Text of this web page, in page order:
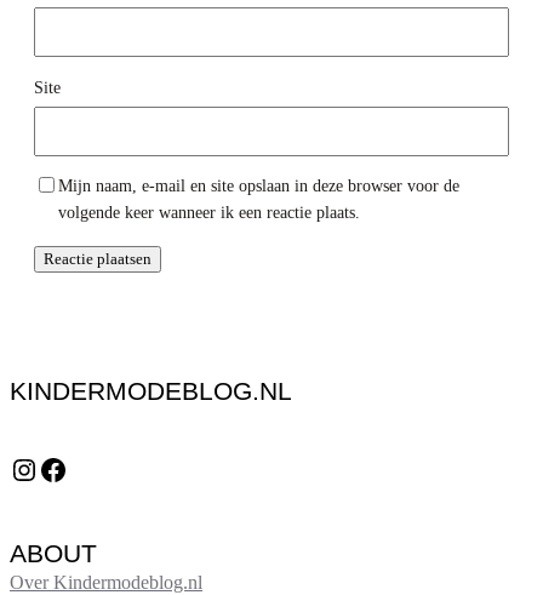
Site
Mijn naam, e-mail en site opslaan in deze browser voor de
volgende keer wanneer ik een reactie plaats.
KINDERMODEBLOG.NL
Instagram Facebook
ABOUT
Over Kindermodeblog.nl